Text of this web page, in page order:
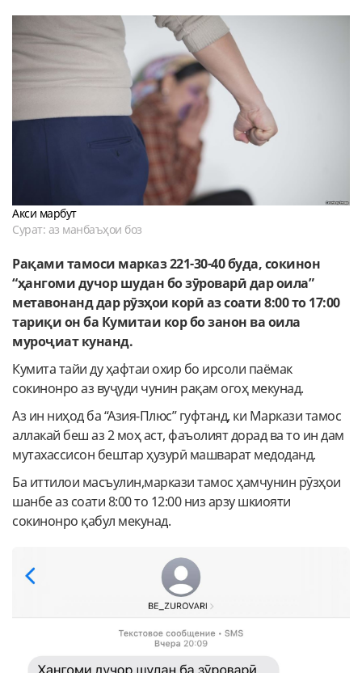
Акси марбут
Сурат: аз манбаъҳои боз
Рақами тамоси марказ 221-30-40 буда, сокинон
“ҳангоми дучор шудан бо зӯроварӣ дар оила”
метавонанд дар рӯзҳои корӣ аз соати 8:00 то 17:00
тариқи он ба Кумитаи кор бо занон ва оила
муроҷиат кунанд.
Кумита тайи ду ҳафтаи охир бо ирсоли паёмак
сокинонро аз вуҷуди чунин рақам огоҳ мекунад.
Аз ин ниҳод ба “Азия-Плюс” гуфтанд, ки Маркази тамос
аллакай беш аз 2 моҳ аст, фаъолият дорад ва то ин дам
мутахассисон бештар ҳузурӣ машварат медоданд.
Ба иттилои масъулин,маркази тамос ҳамчунин рӯзҳои
шанбе аз соати 8:00 то 12:00 низ арзу шкиояти
сокинонро қабул мекунад.